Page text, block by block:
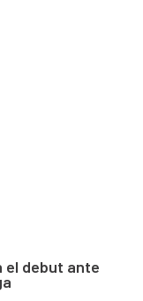
el debut ante